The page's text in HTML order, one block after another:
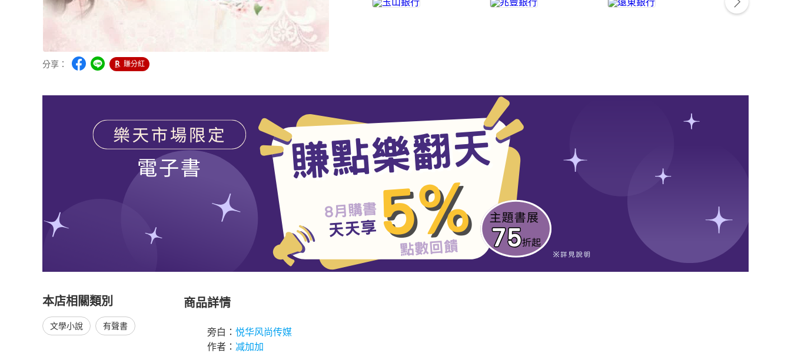
分享： 賺分紅
本店相關類別
文學小說 有聲書
商品詳情
旁白： 悦华风尚传媒
作者： 减加加